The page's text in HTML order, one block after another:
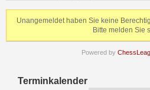
Unangemeldet haben Sie keine
Bitte melden Sie
Powered by
Terminkalender